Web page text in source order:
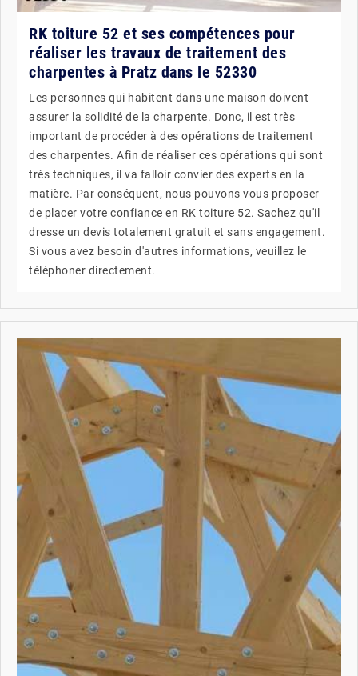
RK toiture 52 et ses compétences pour
réaliser les travaux de traitement des
charpentes à Pratz dans le 52330
Les personnes qui habitent dans une maison doivent
assurer la solidité de la charpente. Donc, il est très
important de procéder à des opérations de traitement
des charpentes. Afin de réaliser ces opérations qui sont
très techniques, il va falloir convier des experts en la
matière. Par conséquent, nous pouvons vous proposer
de placer votre confiance en RK toiture 52. Sachez qu'il
dresse un devis totalement gratuit et sans engagement.
Si vous avez besoin d'autres informations, veuillez le
téléphoner directement.